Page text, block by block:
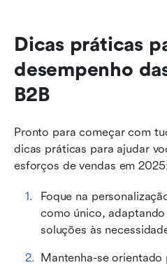
Dicas práticas
desempenho
B2B
Pronto para começar com
dicas práticas para ajudar
esforços de vendas em
Foque na
como único,
soluções às
Mantenha-se orientado